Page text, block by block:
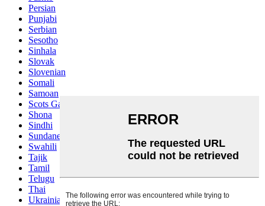
Persian
Punjabi
Serbian
Sesotho
Sinhala
Slovak
Slovenian
Somali
Samoan
Scots Gaelic
Shona
Sindhi
Sundanese
Swahili
Tajik
Tamil
Telugu
Thai
Ukrainian